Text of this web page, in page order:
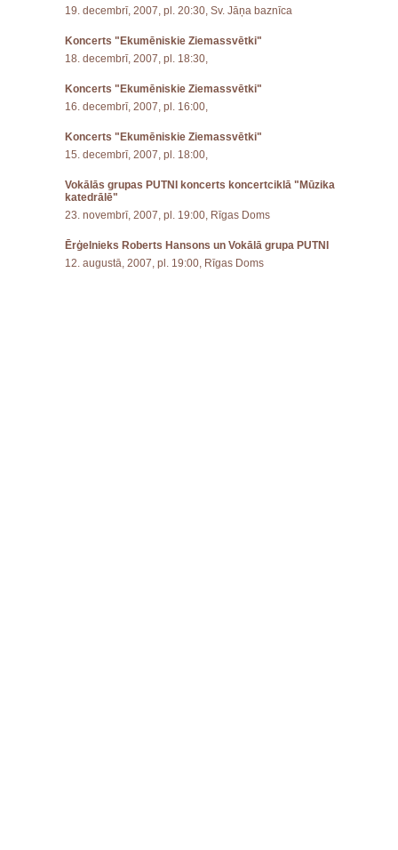
19. decembrī, 2007, pl. 20:30, Sv. Jāņa baznīca
Koncerts "Ekumēniskie Ziemassvētki"
18. decembrī, 2007, pl. 18:30,
Koncerts "Ekumēniskie Ziemassvētki"
16. decembrī, 2007, pl. 16:00,
Koncerts "Ekumēniskie Ziemassvētki"
15. decembrī, 2007, pl. 18:00,
Vokālās grupas PUTNI koncerts koncertciklā "Mūzika
katedrālē"
23. novembrī, 2007, pl. 19:00, Rīgas Doms
Ērģelnieks Roberts Hansons un Vokālā grupa PUTNI
12. augustā, 2007, pl. 19:00, Rīgas Doms